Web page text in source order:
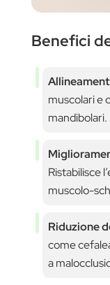
Benefici
muscolari e
mandibolari.
Ristabilisce
muscolo-
Riduzione
come
a